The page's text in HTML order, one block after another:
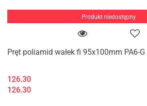
Produkt niedostępny
Pręt poliamid wałek fi 95x100mm PA6-G
126.30
126.30